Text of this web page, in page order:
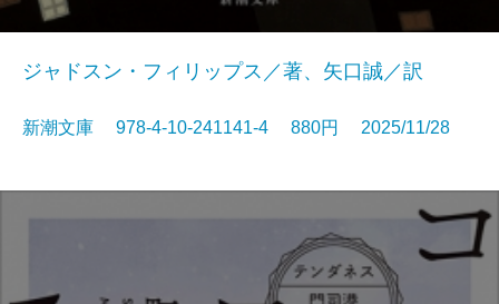
ジャドスン・フィリップス／著、矢口誠／訳
新潮文庫 978-4-10-241141-4 880円 2025/11/28